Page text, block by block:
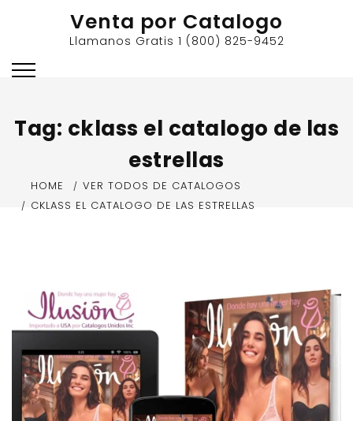
Venta por Catalogo
Llamanos Gratis 1 (800) 825-9452
Tag: cklass el catalogo de las
estrellas
HOME
VER TODOS DE CATALOGOS
CKLASS EL CATALOGO DE LAS ESTRELLAS